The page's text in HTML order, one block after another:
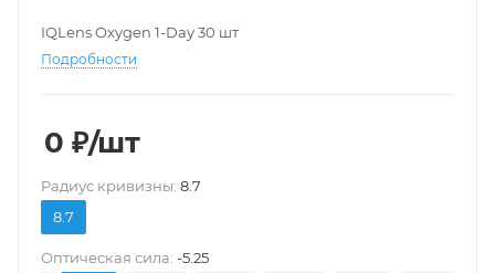
IQLens Oxygen 1-Day 30 шт
Подробности
0 ₽/шт
Pадиус кривизны: 8.7
8.7
Оптическая сила: -5.25